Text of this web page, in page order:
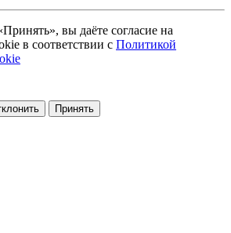
вы даёте согласие на
в соответствии с Политикой
Принять